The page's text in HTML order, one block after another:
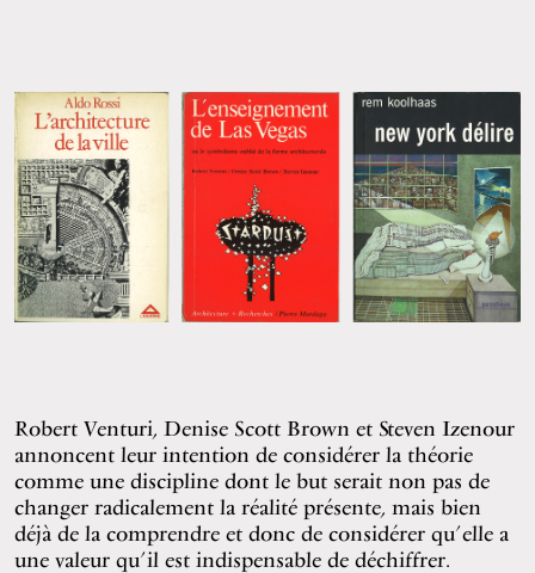
Robert Venturi, Denise Scott Brown et Steven Izenour
annoncent leur intention de considérer la théorie
comme une discipline dont le but serait non pas de
changer radicalement la réalité présente, mais bien
déjà de la comprendre et donc de considérer qu’elle a
une valeur qu’il est indispensable de déchiffrer.